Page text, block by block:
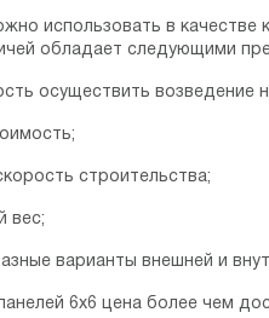
использовать в качестве
обладает следующими
осуществить возведение
строительства;
вес;
варианты внешней и
6х6 цена более чем